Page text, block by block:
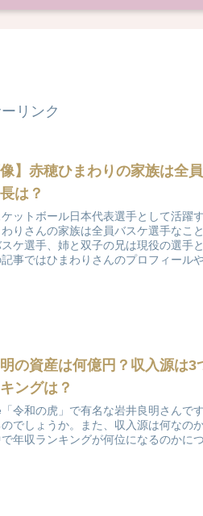
リンク
像】赤穂ひまわりの家族は全
は？
ットボール日本代表選手として活躍
りさんの家族は全員バスケ選手なこ
ケ選手、姉と双子の兄は現役の選手
事ではひまわりさんのプロフィール
の資産は何億円？収入源は3
ングは？
令和の虎」で有名な岩井良明さんで
のでしょうか。また、収入源は何なの
年収ランキングが何位になるのかに